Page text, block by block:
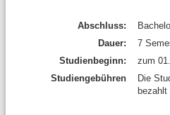
Abschluss:
Dauer:
7
Studienbeginn:
zum
Studiengebühren
Die